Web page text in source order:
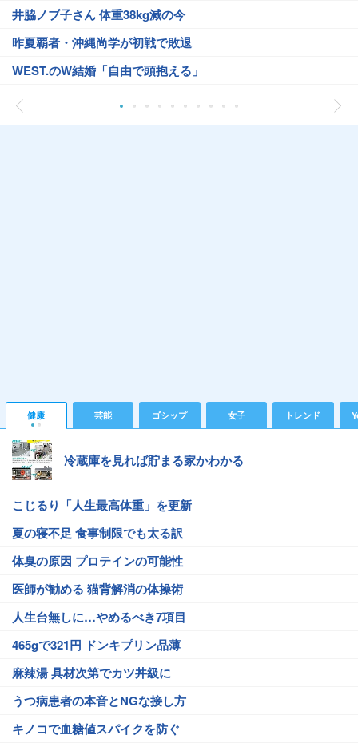
井脇ノブ子さん 体重38kg減の今
昨夏覇者・沖縄尚学が初戦で敗退
WEST.のW結婚「自由で頭抱える」
健康 芸能 ゴシップ 女子 トレンド
冷蔵庫を見れば貯まる家かわかる
こじるり「人生最高体重」を更新
夏の寝不足 食事制限でも太る訳
体臭の原因 プロテインの可能性
医師が勧める 猫背解消の体操術
人生台無しに…やめるべき7項目
465gで321円 ドンキプリン品薄
麻辣湯 具材次第でカツ丼級に
うつ病患者の本音とNGな接し方
キノコで血糖値スパイクを防ぐ